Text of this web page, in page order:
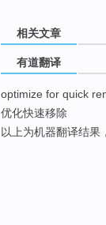
相关文章
有道翻译
optimize for quick
优化快速移除
以上为机器翻译结果